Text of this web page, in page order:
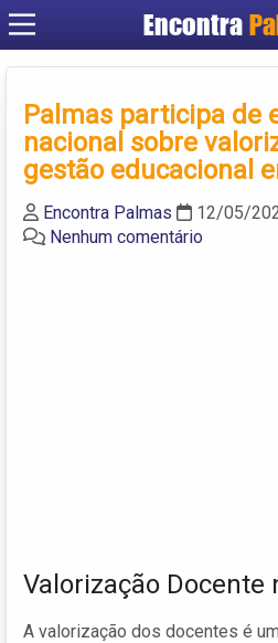
Encontra
Criar
Palmas participa de
nacional sobre
gestão educacional
Encontra Palmas 12/05/
Nenhum comentário
Valorização Docente
A valorização dos docentes é